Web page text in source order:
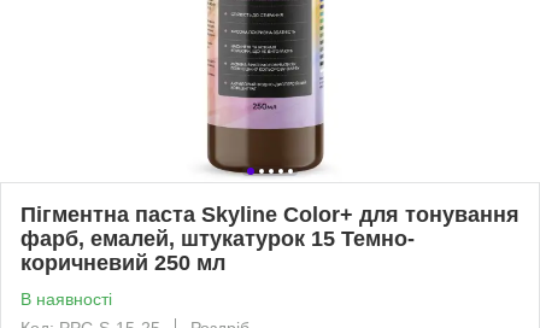
Пігментна паста Skyline Color+ для тонування
фарб, емалей, штукатурок 15 Темно-
коричневий 250 мл
В наявності